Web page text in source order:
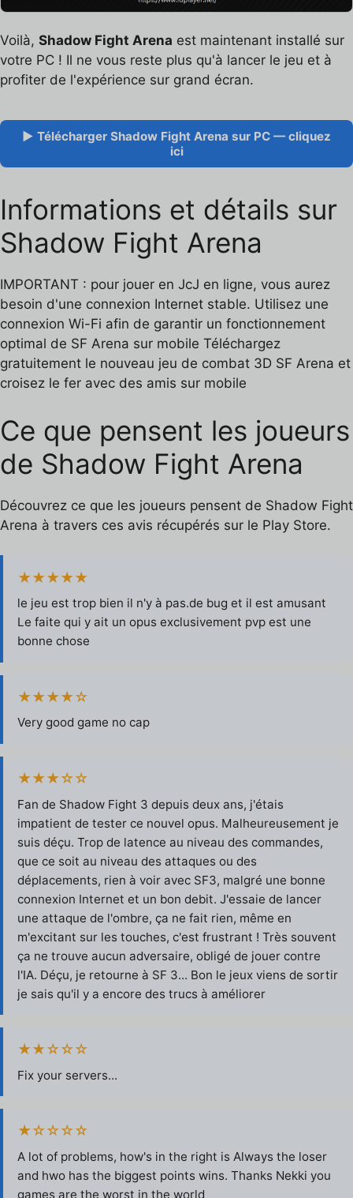
Voilà, Shadow Fight Arena est maintenant installé sur
votre PC ! Il ne vous reste plus qu'à lancer le jeu et à
profiter de l'expérience sur grand écran.
▶ Télécharger Shadow Fight Arena sur PC — cliquez
ici
Informations et détails sur
Shadow Fight Arena
IMPORTANT : pour jouer en JcJ en ligne, vous aurez
besoin d'une connexion Internet stable. Utilisez une
connexion Wi-Fi afin de garantir un fonctionnement
optimal de SF Arena sur mobile Téléchargez
gratuitement le nouveau jeu de combat 3D SF Arena et
croisez le fer avec des amis sur mobile
Ce que pensent les joueurs
de Shadow Fight Arena
Découvrez ce que les joueurs pensent de Shadow Fight
Arena à travers ces avis récupérés sur le Play Store.
★★★★★
le jeu est trop bien il n'y à pas.de bug et il est amusant
Le faite qui y ait un opus exclusivement pvp est une
bonne chose
★★★★☆
Very good game no cap
★★★☆☆
Fan de Shadow Fight 3 depuis deux ans, j'étais
impatient de tester ce nouvel opus. Malheureusement je
suis déçu. Trop de latence au niveau des commandes,
que ce soit au niveau des attaques ou des
déplacements, rien à voir avec SF3, malgré une bonne
connexion Internet et un bon debit. J'essaie de lancer
une attaque de l'ombre, ça ne fait rien, même en
m'excitant sur les touches, c'est frustrant ! Très souvent
ça ne trouve aucun adversaire, obligé de jouer contre
l'IA. Déçu, je retourne à SF 3... Bon le jeux viens de sortir
je sais qu'il y a encore des trucs à améliorer
★★☆☆☆
Fix your servers...
★☆☆☆☆
A lot of problems, how's in the right is Always the loser
and hwo has the biggest points wins. Thanks Nekki you
games are the worst in the world